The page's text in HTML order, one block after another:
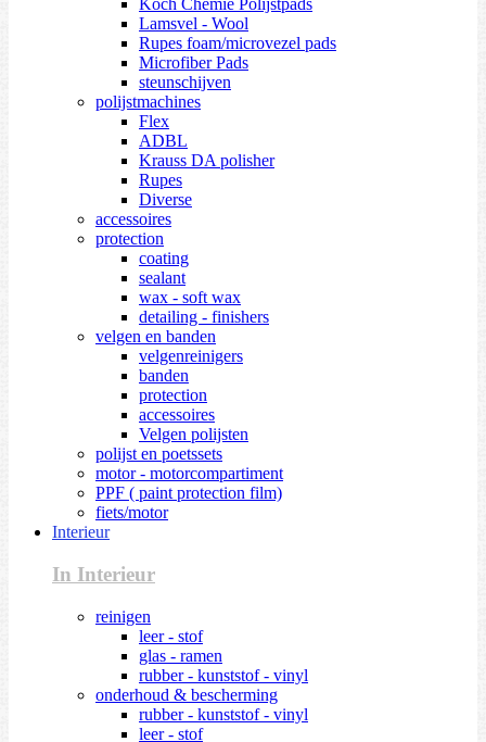
Koch Chemie Polijstpads
Lamsvel - Wool
Rupes foam/microvezel pads
Microfiber Pads
steunschijven
polijstmachines
Flex
ADBL
Krauss DA polisher
Rupes
Diverse
accessoires
protection
coating
sealant
wax - soft wax
detailing - finishers
velgen en banden
velgenreinigers
banden
protection
accessoires
Velgen polijsten
polijst en poetssets
motor - motorcompartiment
PPF ( paint protection film)
fiets/motor
Interieur
In Interieur
reinigen
leer - stof
glas - ramen
rubber - kunststof - vinyl
onderhoud & bescherming
rubber - kunststof - vinyl
leer - stof